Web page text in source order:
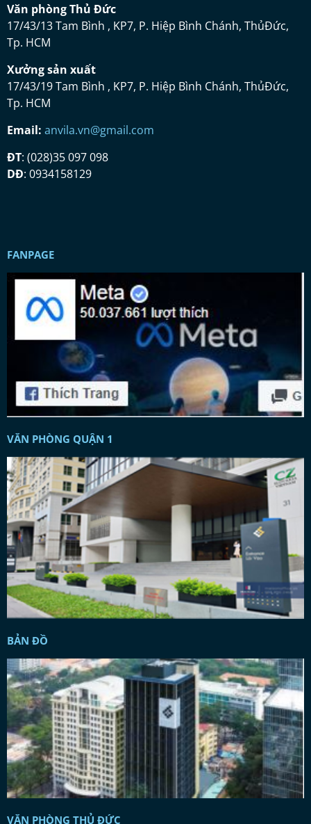
Văn phòng Thủ Đức
17/43/13 Tam Bình , KP7, P. Hiệp Bình Chánh, ThủĐức,
Tp. HCM
Xưởng sản xuất
17/43/19 Tam Bình , KP7, P. Hiệp Bình Chánh, ThủĐức,
Tp. HCM
Email: anvila.vn@gmail.com
ĐT: (028)35 097 098
DĐ: 0934158129
FANPAGE
VĂN PHÒNG QUẬN 1
BẢN ĐỒ
VĂN PHÒNG THỦ ĐỨC